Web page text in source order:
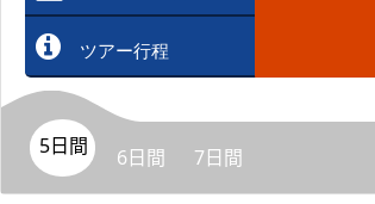
ツアー行程
5日間 6日間 7日間